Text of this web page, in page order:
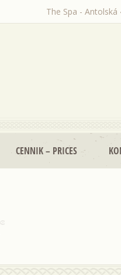
The Spa -
CENNIK – PRICES